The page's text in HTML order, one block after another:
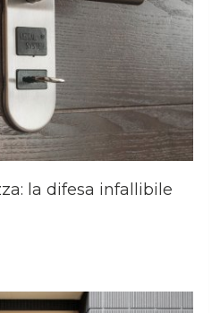
la difesa infallibile